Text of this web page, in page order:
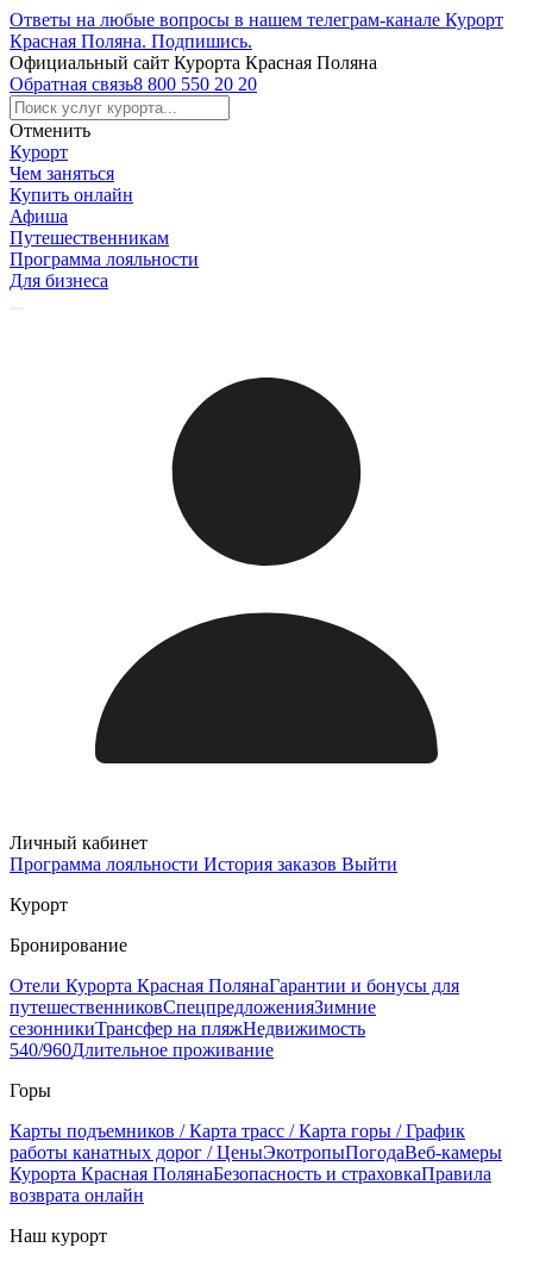
Ответы на любые вопросы в нашем телеграм-канале Курорт
Красная Поляна. Подпишись.
Официальный сайт Курорта Красная Поляна
Обратная связь8 800 550 20 20
Отменить
Курорт
Чем заняться
Купить онлайн
Афиша
Путешественникам
Программа лояльности
Для бизнеса
Личный кабинет
Программа лояльности История заказов Выйти
Курорт
Бронирование
Отели Курорта Красная ПолянаГарантии и бонусы для
путешественниковСпецпредложенияЗимние
сезонникиТрансфер на пляжНедвижимость
540/960Длительное проживание
Горы
Карты подъемников / Карта трасс / Карта горы / График
работы канатных дорог / ЦеныЭкотропыПогодаВеб-камеры
Курорта Красная ПолянаБезопасность и страховкаПравила
возврата онлайн
Наш курорт